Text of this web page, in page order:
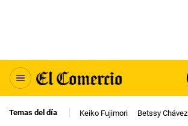
Temas del día Keiko Fujimori Betssy Chávez